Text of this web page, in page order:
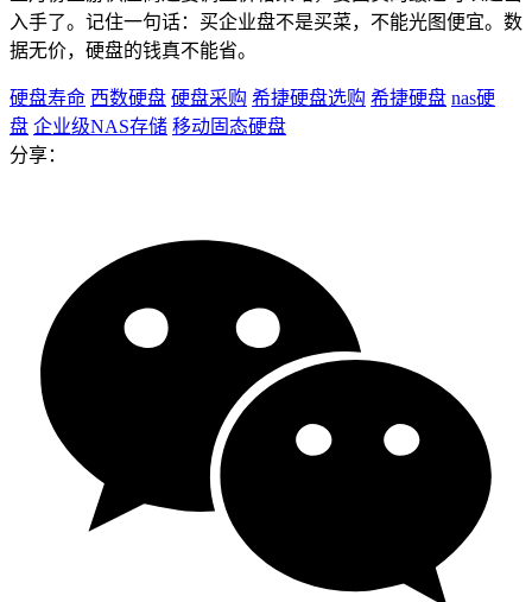
入手了。记住一句话：买企业盘不是买菜，不能光图便宜。数
据无价，硬盘的钱真不能省。
硬盘寿命 西数硬盘 硬盘采购 希捷硬盘选购 希捷硬盘 nas硬
盘 企业级NAS存储 移动固态硬盘
分享：